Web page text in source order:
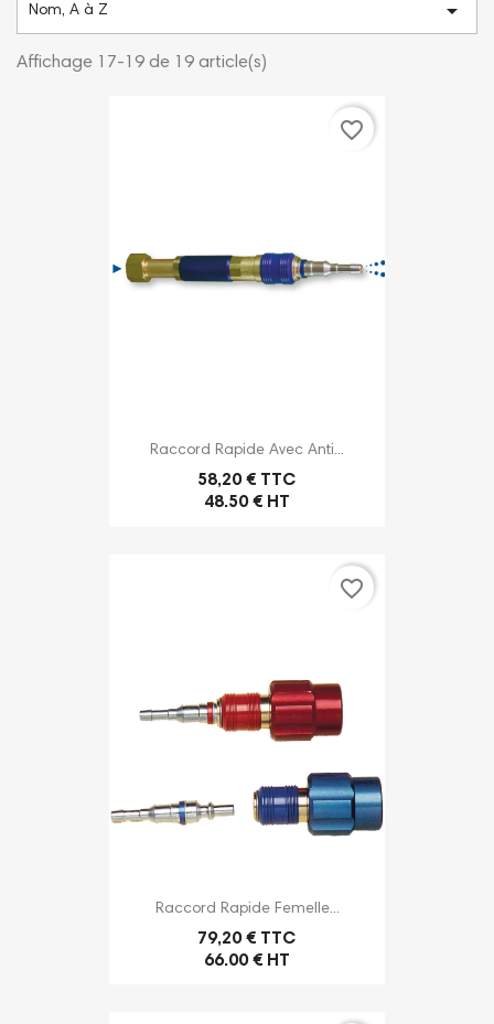
Nom, A à Z 
Affichage 17-19 de 19 article(s)
Raccord Rapide Avec Anti...
58,20 € TTC
48.50 € HT
favorite_border
Raccord Rapide Femelle...
79,20 € TTC
66.00 € HT
favorite_border